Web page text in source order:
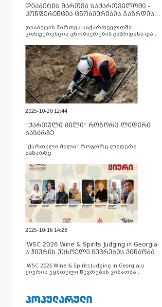
დიაბეტის მართვა საქართველოში -
კონფერენცია ცნობიერების გაზრდისა
დიაბეტის მართვა საქართველოში -
კონფერენცია ცნობიერების გაზრდისა და
2025-10-20 12:44
“ქართული მილი” როგორც ლიდერი
ბაზარზე
“ქართული მილი” როგორც ლიდერი
ბაზარზე
2025-10-16 14:28
IWSC 2026 Wine & Spirits Judging in Georgia-
ს ჟიურის უცხოელი წევრების ვინაობა
IWSC 2026 Wine & Spirits Judging in Georgia-ს
ჟიურის უცხოელი წევრების ვინაობა
ᲞᲝᲞᲣᲚᲐᲠᲣᲚᲘ